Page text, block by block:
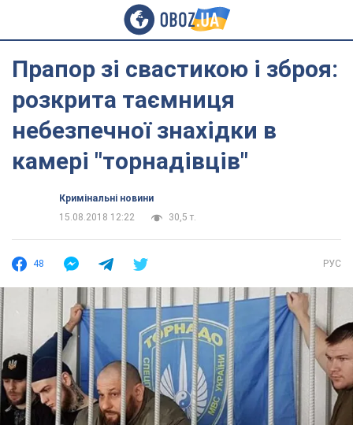
Прапор зі свастикою і зброя:
розкрита таємниця
небезпечної знахідки в
камері "торнадівців"
Кримінальні новини
15.08.2018 12:22
30,5 т.
48 РУС